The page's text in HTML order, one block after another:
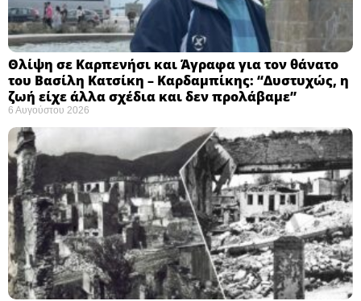
Θλίψη σε Καρπενήσι και Άγραφα για τον θάνατο
του Βασίλη Κατσίκη – Καρδαμπίκης: “Δυστυχώς, η
ζωή είχε άλλα σχέδια και δεν προλάβαμε”
6 Αυγούστου 2026